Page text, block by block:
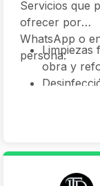
Servicios que
ofrecer por
WhatsApp o
persona:Limpiezas
obra y
profunda
oficinas